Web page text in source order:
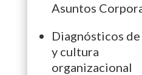
Asuntos
Diagnósticos
y cultura
organizacional